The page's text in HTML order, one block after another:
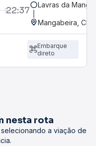
22:37 Lavras da
Mangabeira, CE
Embarque
direto
nesta rota
a viação de